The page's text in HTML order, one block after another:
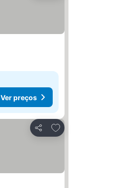
Ver preços
Partilhar
Adicionar aos favoritos